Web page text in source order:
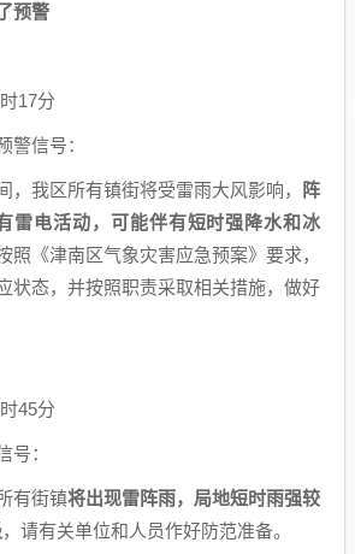
预警
17分
警信号：
，我区所有镇街将受雷雨大风影响，
阵
雷电活动，可能伴有短时强降水和冰
照《津南区气象灾害应急预案》要求，
状态，并按照职责采取相关措施，做好
45分
号：
有街镇将出现雷阵雨，局地短时雨强较
，请有关单位和人员作好防范准备。